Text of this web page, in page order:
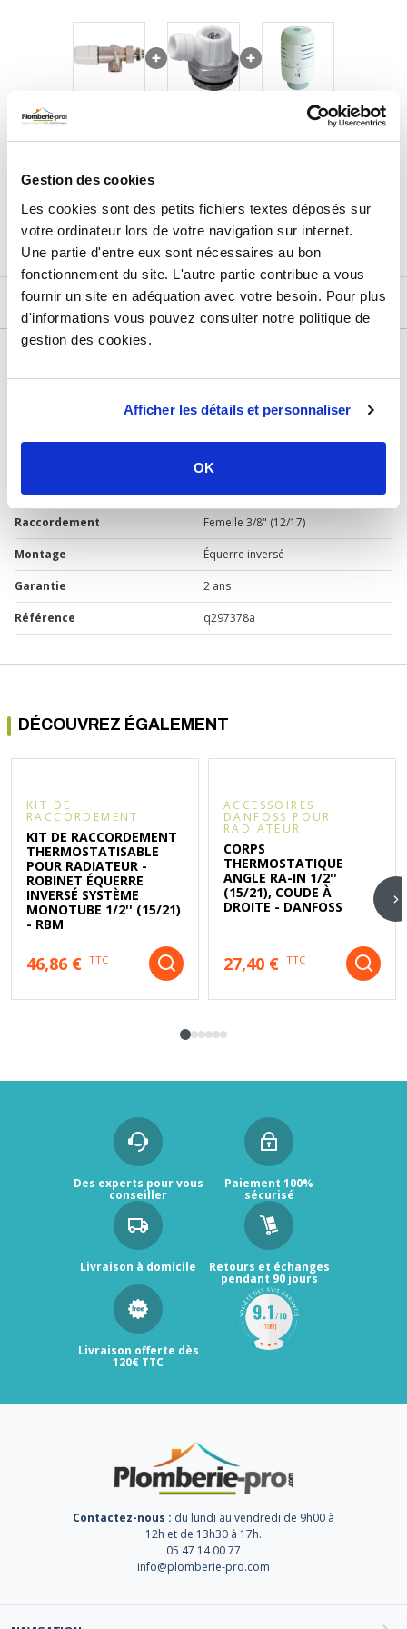
Gestion des cookies
Les cookies sont des petits fichiers textes déposés sur
votre ordinateur lors de votre navigation sur internet.
Une partie d'entre eux sont nécessaires au bon
fonctionnement du site. L'autre partie contribue a vous
fournir un site en adéquation avec votre besoin. Pour plus
d'informations vous pouvez consulter notre politique de
gestion des cookies.
Afficher les détails et personnaliser
OK
Prix total de la sélection : 61,25€TTC
AJOUTER
DESCRIPTIF
Matière
Raccordement Femelle 3/8" (12/17)
Montage Équerre inversé
Garantie 2 ans
Référence q297378a
DÉCOUVREZ ÉGALEMENT
KIT DE
RACCORDEMENT
KIT DE RACCORDEMENT
THERMOSTATISABLE
POUR RADIATEUR -
ROBINET ÉQUERRE
INVERSÉ SYSTÈME
MONOTUBE 1/2'' (15/21)
- RBM
46,86 € TTC
ACCESSOIRES
DANFOSS POUR
RADIATEUR
CORPS
THERMOSTATIQUE
ANGLE RA-IN 1/2''
(15/21), COUDE À
DROITE - DANFOSS
27,40 € TTC
Des experts pour vous
conseiller
Paiement 100%
sécurisé
Livraison à domicile Retours et échanges
pendant 90 jours
Livraison offerte dès
120€ TTC
Contactez-nous : du lundi au vendredi de 9h00 à
12h et de 13h30 à 17h.
05 47 14 00 77
info@plomberie-pro.com